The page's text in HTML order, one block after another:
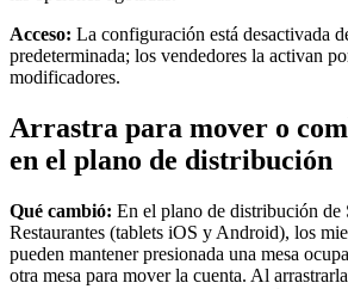
Accesorios
Ver todo
Resumen de pagos
Punto de venta
Acceso: La configuración está desactivada
predeterminada; los vendedores la activan
modificadores.
Arrastra para mover o
en el plano de distribución
Qué cambió: En el plano de distribución de
Restaurantes (tablets iOS y Android), los
pueden mantener presionada una mesa
otra mesa para mover la cuenta. Al